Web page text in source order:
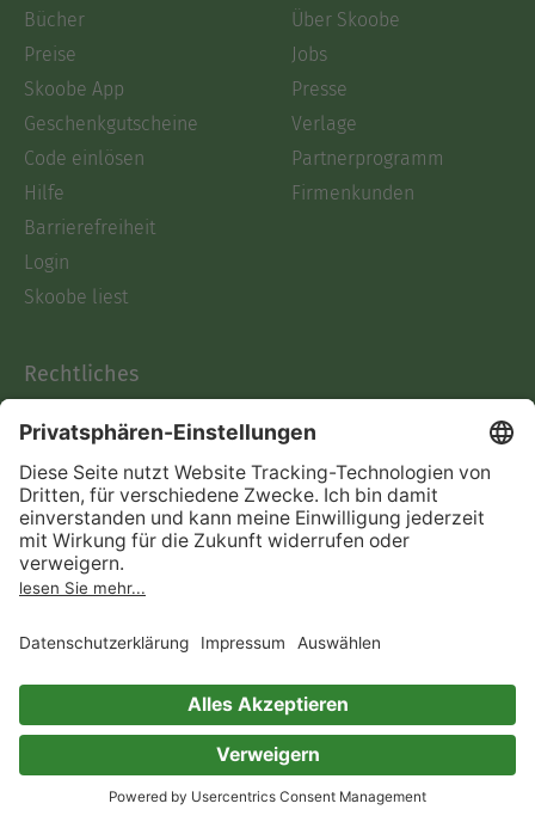
Bücher
Preise
Skoobe App
Geschenkgutscheine
Code einlösen
Hilfe
Barrierefreiheit
Login
Skoobe liest
Über Skoobe
Jobs
Presse
Verlage
Partnerprogramm
Firmenkunden
Rechtliches
AGB
Informationen nach Data
Act
Verträge hier kündigen
Impressum
Immer ein gutes Buch